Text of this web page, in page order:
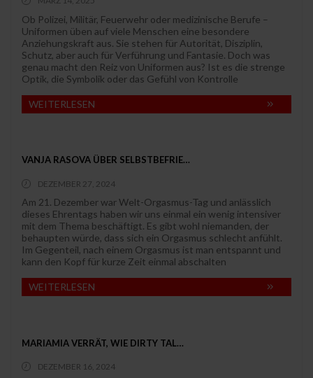
Ob Polizei, Militär, Feuerwehr oder medizinische Berufe –
Uniformen üben auf viele Menschen eine besondere
Anziehungskraft aus. Sie stehen für Autorität, Disziplin,
Schutz, aber auch für Verführung und Fantasie. Doch was
genau macht den Reiz von Uniformen aus? Ist es die strenge
Optik, die Symbolik oder das Gefühl von Kontrolle
WEITERLESEN
VANJA RASOVA ÜBER SELBSTBEFRIE…
DEZEMBER 27, 2024
Am 21. Dezember war Welt-Orgasmus-Tag und anlässlich
dieses Ehrentags haben wir uns einmal ein wenig intensiver
mit dem Thema beschäftigt. Es gibt wohl niemanden, der
behaupten würde, dass sich ein Orgasmus schlecht anfühlt.
Im Gegenteil, nach einem Orgasmus ist man entspannt und
kann den Kopf für kurze Zeit einmal abschalten
WEITERLESEN
MARIAMIA VERRÄT, WIE DIRTY TAL…
DEZEMBER 16, 2024